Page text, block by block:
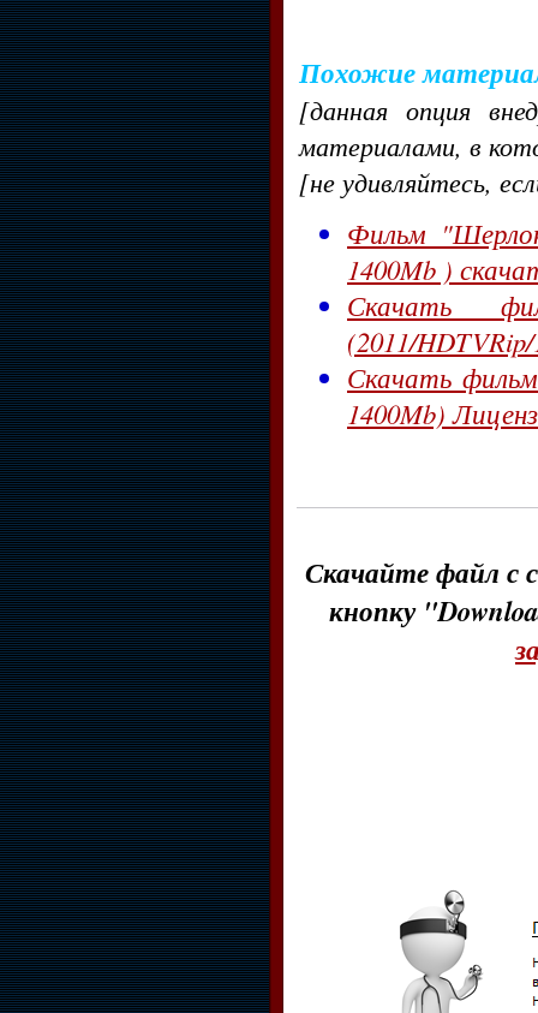
Похожие
[данная опция
материалами, в
[не удивляйтесь,
Фильм
1400Mb )
Скачать
(2011/
Скачать
1400Mb)
Скачайте файл с
кнопку